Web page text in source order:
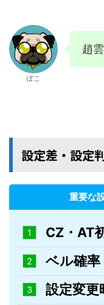
ぽこ
趙
設定差・設定
重要な
CZ・AT
ベル確率
設定変更